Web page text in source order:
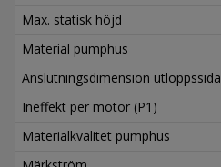
Max. statisk höjd
Material pumphus
Anslutningsdimension utloppssida
Ineffekt per motor (P1)
Materialkvalitet pumphus